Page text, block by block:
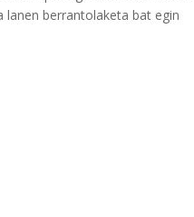
lanen berrantolaketa bat egin